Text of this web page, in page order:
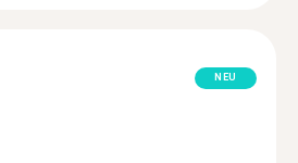
NEU